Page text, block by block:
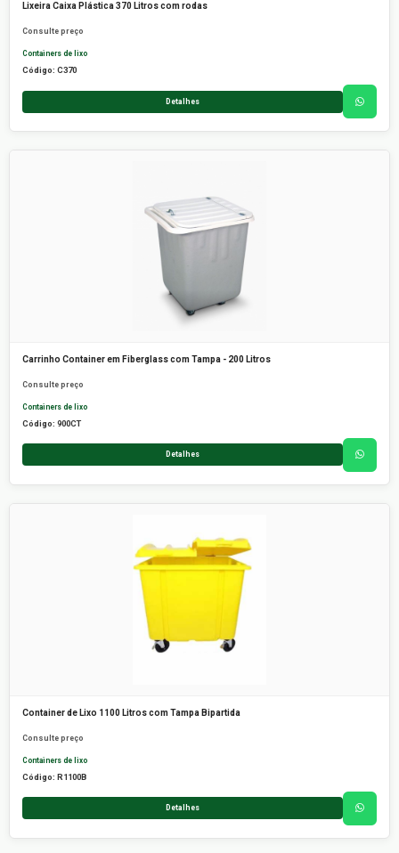
Lixeira Caixa Plástica 370 Litros com rodas
Consulte preço
Containers de lixo
Código: C370
Detalhes
Carrinho Container em Fiberglass com Tampa - 200 Litros
Consulte preço
Containers de lixo
Código: 900CT
Detalhes
Container de Lixo 1100 Litros com Tampa Bipartida
Consulte preço
Containers de lixo
Código: R1100B
Detalhes